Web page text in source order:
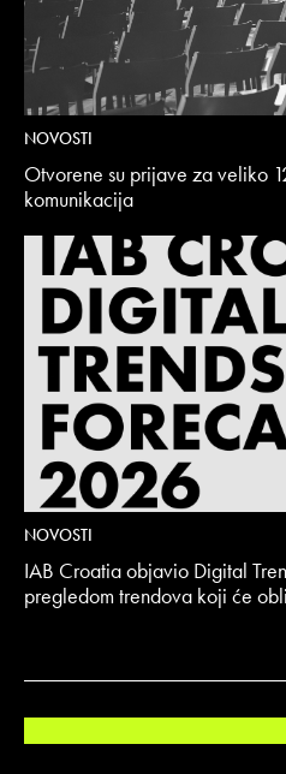
NOVOSTI
Otvorene su prijave za veliko
komunikacija
NOVOSTI
IAB Croatia objavio Digital
pregledom trendova koji će